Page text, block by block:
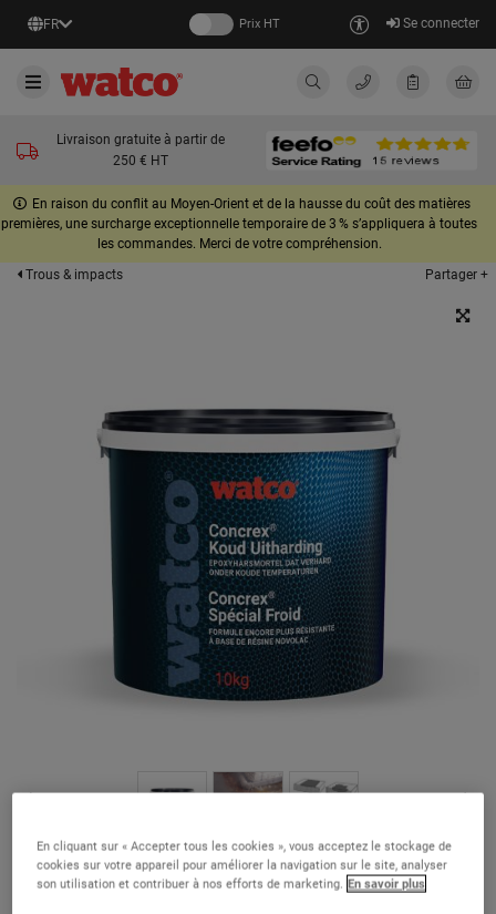
FR Prix HT Se connecter
Livraison gratuite à partir de
250 € HT
En raison du conflit au Moyen-Orient et de la hausse du coût des matières
premières, une surcharge exceptionnelle temporaire de 3 % s’appliquera à toutes
les commandes. Merci de votre compréhension.
Trous & impacts
Partager +
Concrex® Spécial Froid
En cliquant sur « Accepter tous les cookies », vous acceptez le stockage de
cookies sur votre appareil pour améliorer la navigation sur le site, analyser
son utilisation et contribuer à nos efforts de marketing. En savoir plus